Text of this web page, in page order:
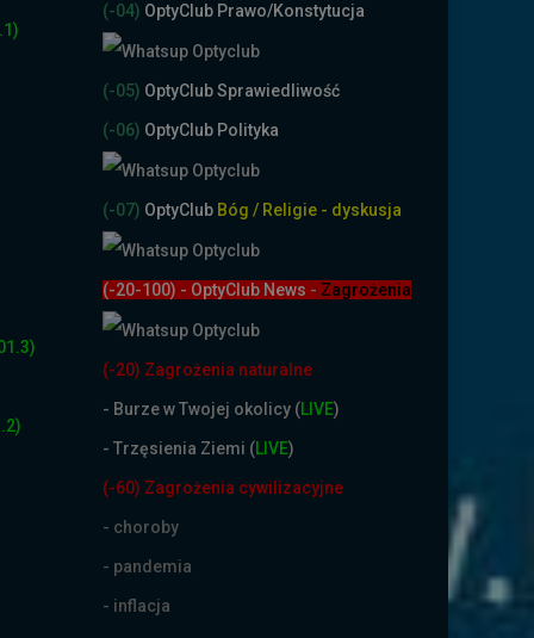
(-04) OptyClub Prawo/Konstytucja
(-05) OptyClub Sprawiedliwość
(-06) OptyClub Polityka
(-07) OptyClub Bóg / Religie - dyskusja
(-20-100) - OptyClub News - Zagrożenia
(-20) Zagrożenia naturalne
- Burze w Twojej okolicy (LIVE)
- Trzęsienia Ziemi (LIVE)
(-60) Zagrożenia cywilizacyjne
- choroby
- pandemia
- inflacja